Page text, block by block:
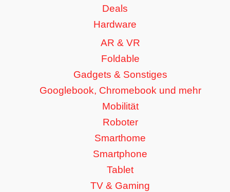
Deals
Hardware
AR & VR
Foldable
Gadgets & Sonstiges
Googlebook, Chromebook und mehr
Mobilität
Roboter
Smarthome
Smartphone
Tablet
TV & Gaming